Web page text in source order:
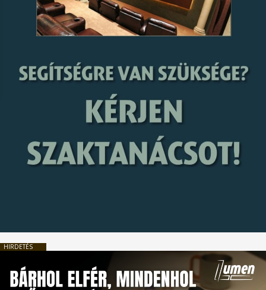
HIRDETÉS